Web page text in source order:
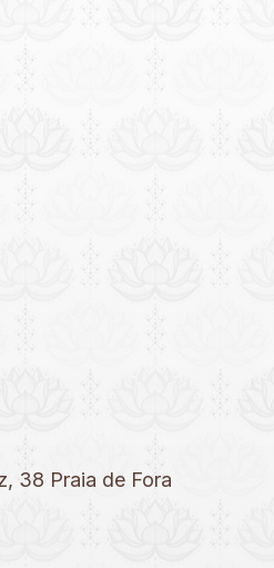
38 Praia de Fora